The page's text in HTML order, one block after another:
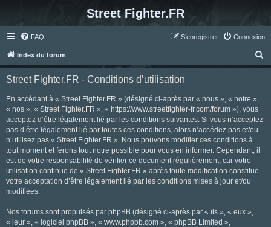
Street Fighter.FR
FAQ Connexion
S’enregistrer
Index du forum
e
Street Fighter.FR - Conditions d’utilisation
En accédant à « Street Fighter.FR » (désigné ci-après par « nous », « notre »,
« nos », « Street Fighter.FR », « https://www.streetfighter-fr.com/forum »), vous
acceptez d’être légalement lié par les conditions suivantes. Si vous n’acceptez
pas d’être légalement lié par toutes ces conditions, alors n’accédez pas et/ou
n’utilisez pas « Street Fighter.FR ». Nous pouvons modifier ces conditions à
tout moment et ferons tout notre possible pour vous en informer. Cependant, il
est de votre responsabilité de vérifier ce document régulièrement, car votre
utilisation continue de « Street Fighter.FR » après toute modification constitue
votre acceptation d’être légalement lié par les conditions mises à jour et/ou
modifiées.
Nos forums sont propulsés par phpBB (désigné ci-après par « ils », « eux »,
« leur », « logiciel phpBB », « www.phpbb.com », « phpBB Limited »,